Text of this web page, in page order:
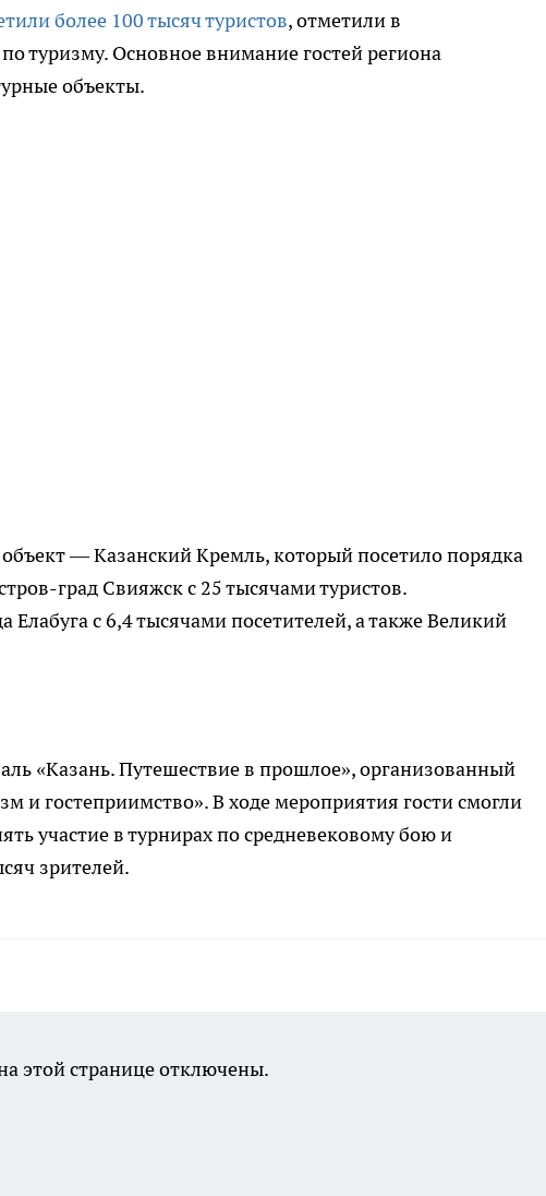
более 100 тысяч туристов, отметили в
туризму. Основное внимание гостей региона
объекты.
— Казанский Кремль, который посетило порядка
град Свияжск с 25 тысячами туристов.
Елабуга с 6,4 тысячами посетителей, а также Великий
«Казань. Путешествие в прошлое», организованный
и гостеприимство». В ходе мероприятия гости смогли
участие в турнирах по средневековому бою и
зрителей.
этой странице отключены.